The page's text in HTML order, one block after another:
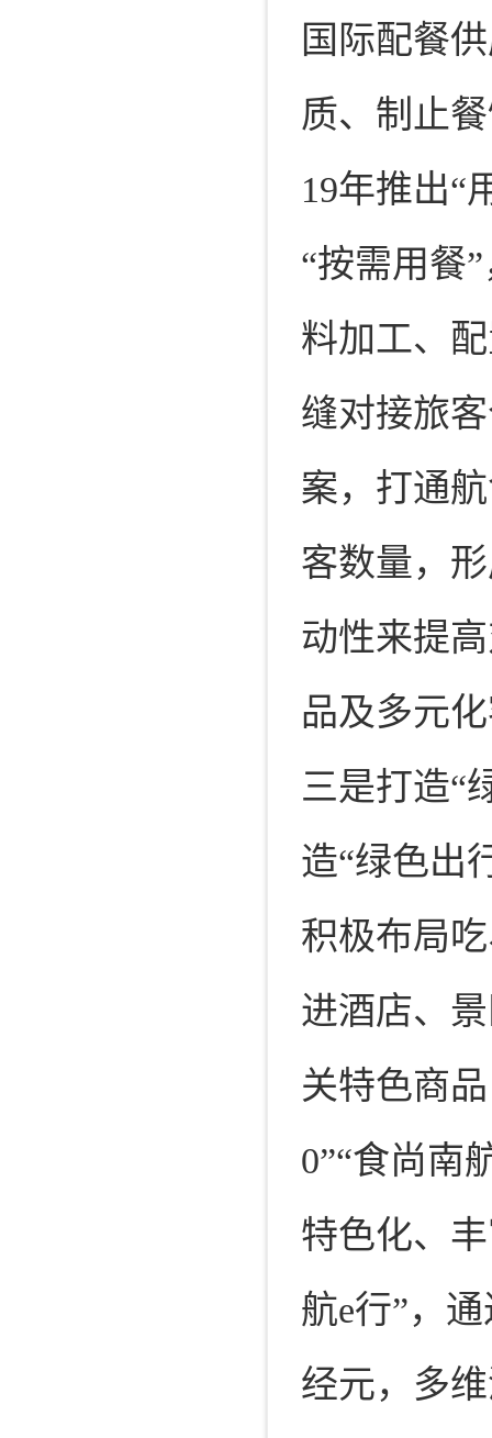
国际配餐
质、制止
19年推出“
“按需用餐
料加工、
缝对接旅
案，打通
客数量，
动性来提
品及多元
三是打造“
造“绿色出
积极布局
进酒店、
关特色商
0”“食尚南
特色化、
航e行”，
经元，多